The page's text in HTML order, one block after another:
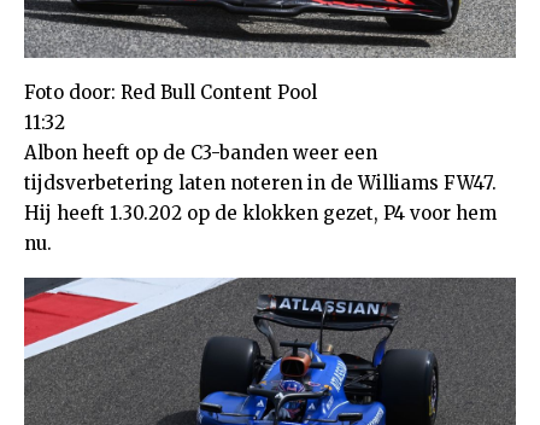
Foto door: Red Bull Content Pool
11:32
Albon heeft op de C3-banden weer een
tijdsverbetering laten noteren in de Williams FW47.
Hij heeft 1.30.202 op de klokken gezet, P4 voor hem
nu.